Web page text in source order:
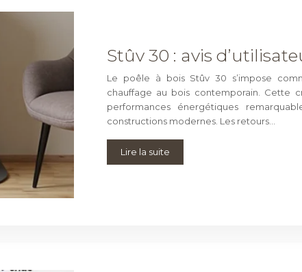
Stûv 30 : avis
Le poêle à bois Stûv 30 s’impose
chauffage au bois contemporain. Cette
performances énergétiques
constructions modernes. Les retours…
Lire la suite